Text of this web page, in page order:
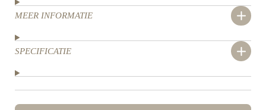
MEER INFORMATIE
SPECIFICATIE